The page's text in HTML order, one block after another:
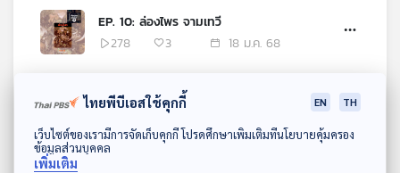
ดาวน์โหลด Thai PBS Podcast Application
EP. 10: ล่องไพร จามเทวี
278
3 18 ม.ค. 68
EP. 11: ล่องไพร จามเทวี
254
3
ไทยพีบีเอสใช้คุกกี้ EN TH
เว็บไซต์ของเรามีการจัดเก็บคุกกี้ โปรดศึกษาเพิ่มเติมที่นโยบายคุ้มครอง
ข้อมูลส่วนบุคคล
เพิ่มเติม